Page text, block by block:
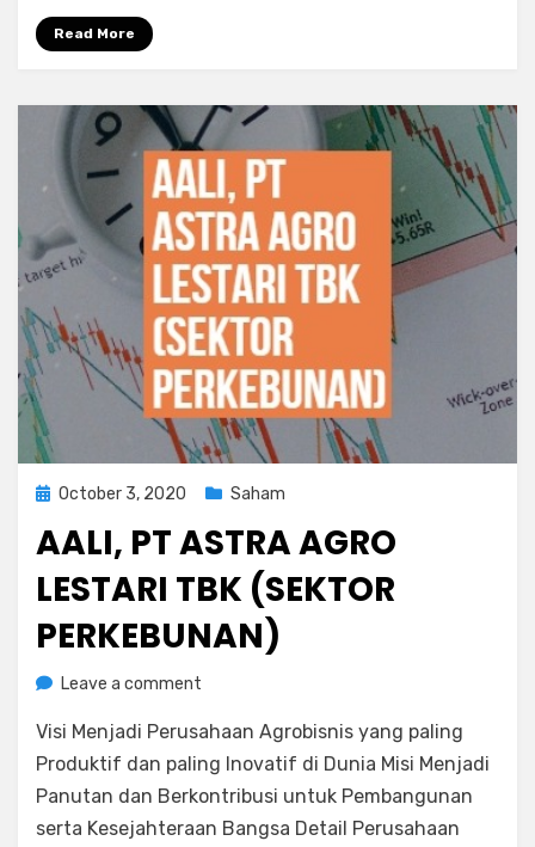
Read More
Posted
October 3, 2020 Saham
AALI, PT ASTRA AGRO
LESTARI TBK (SEKTOR
PERKEBUNAN)
byRediyus Putra
Leave a comment
PT
Astra
Agro
Tbk
Visi Menjadi Perusahaan Agrobisnis yang paling
Produktif dan paling Inovatif di Dunia Misi Menjadi
Panutan dan Berkontribusi untuk Pembangunan
serta Kesejahteraan Bangsa Detail Perusahaan